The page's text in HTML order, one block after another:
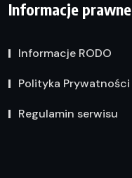
Informacje prawne
Informacje RODO
Polityka Prywatności
Regulamin serwisu